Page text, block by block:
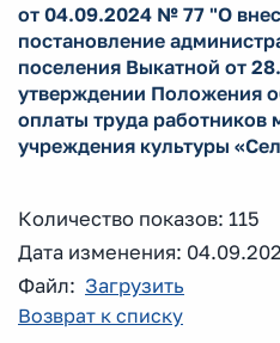
от 04.09.2024 № 77 "О
постановление
поселения Выкатной от
утверждении Положения
оплаты труда работников
учреждения культуры
Количество показов: 115
Дата изменения:
Файл: Загрузить
Возврат к списку